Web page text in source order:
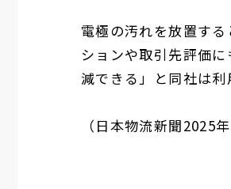
電極の汚れを放置す
ションや取引先評価
減できる」と同社は利
（日本物流新聞2025